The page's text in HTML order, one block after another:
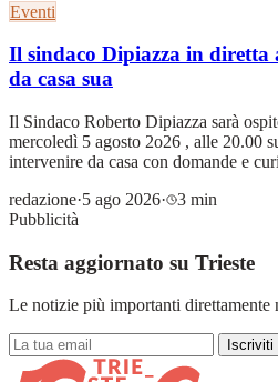
Eventi
Il sindaco Dipiazza in diretta
da casa sua
Il Sindaco Roberto Dipiazza sarà
mercoledì 5 agosto 2o26 , alle 20.00
intervenire da casa con domande e
redazione·5 ago 2026·
3 min
Pubblicità
Resta aggiornato su Trieste
Le notizie più importanti direttamente
Iscriviti